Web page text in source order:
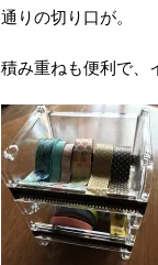
通りの切り口が。
積み重ねも便利で、